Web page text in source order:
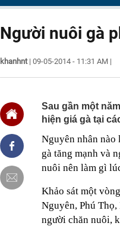
07:46
07:45
07:44
07:43
07:38
07:36
07:35
07:33
Người nuôi gà
khanhnt| 09-05-2014 - 11:31 AM |
Sau gần một
hiện giá gà tại
Nguyên nhân nào
gà tăng mạnh và
nuôi nên làm gì
Khảo sát một
Nguyên, Phú
người chăn nuôi,